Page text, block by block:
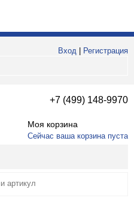
Вход
Регистрация
+7 (499) 148-9970
Моя корзина
Сейчас ваша корзина пуста